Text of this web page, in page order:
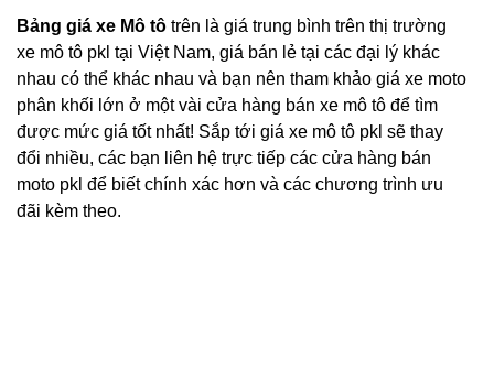
Bảng giá xe Mô tô trên là giá trung bình trên thị trường
xe mô tô pkl tại Việt Nam, giá bán lẻ tại các đại lý khác
nhau có thể khác nhau và bạn nên tham khảo giá xe moto
phân khối lớn ở một vài cửa hàng bán xe mô tô để tìm
được mức giá tốt nhất! Sắp tới giá xe mô tô pkl sẽ thay
đổi nhiều, các bạn liên hệ trực tiếp các cửa hàng bán
moto pkl để biết chính xác hơn và các chương trình ưu
đãi kèm theo.